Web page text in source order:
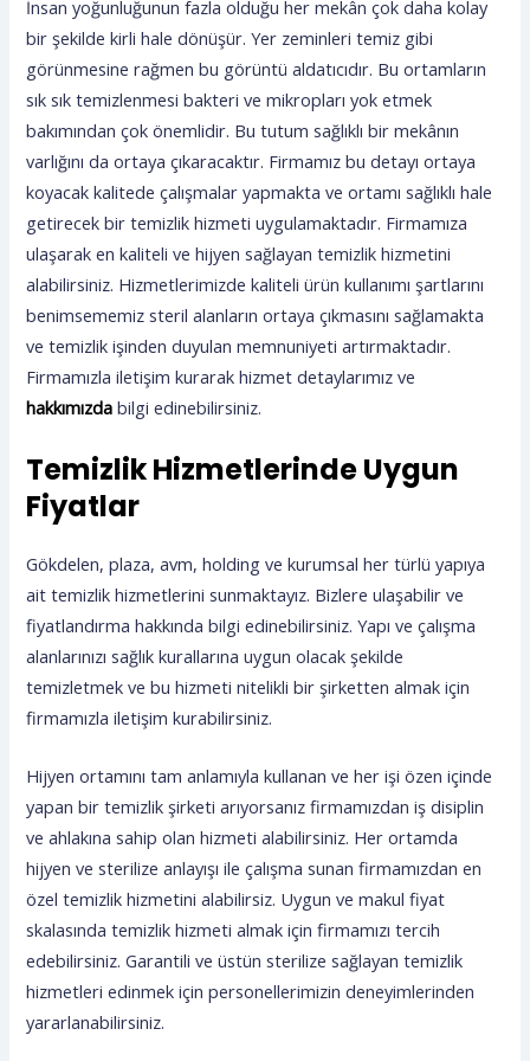
İnsan yoğunluğunun fazla olduğu her mekân çok daha kolay
bir şekilde kirli hale dönüşür. Yer zeminleri temiz gibi
görünmesine rağmen bu görüntü aldatıcıdır. Bu ortamların
sık sık temizlenmesi bakteri ve mikropları yok etmek
bakımından çok önemlidir. Bu tutum sağlıklı bir mekânın
varlığını da ortaya çıkaracaktır. Firmamız bu detayı ortaya
koyacak kalitede çalışmalar yapmakta ve ortamı sağlıklı hale
getirecek bir temizlik hizmeti uygulamaktadır. Firmamıza
ulaşarak en kaliteli ve hijyen sağlayan temizlik hizmetini
alabilirsiniz. Hizmetlerimizde kaliteli ürün kullanımı şartlarını
benimsememiz steril alanların ortaya çıkmasını sağlamakta
ve temizlik işinden duyulan memnuniyeti artırmaktadır.
Firmamızla iletişim kurarak hizmet detaylarımız ve
hakkımızda bilgi edinebilirsiniz.
Temizlik Hizmetlerinde Uygun
Fiyatlar
Gökdelen, plaza, avm, holding ve kurumsal her türlü yapıya
ait temizlik hizmetlerini sunmaktayız. Bizlere ulaşabilir ve
fiyatlandırma hakkında bilgi edinebilirsiniz. Yapı ve çalışma
alanlarınızı sağlık kurallarına uygun olacak şekilde
temizletmek ve bu hizmeti nitelikli bir şirketten almak için
firmamızla iletişim kurabilirsiniz.
Hijyen ortamını tam anlamıyla kullanan ve her işi özen içinde
yapan bir temizlik şirketi arıyorsanız firmamızdan iş disiplin
ve ahlakına sahip olan hizmeti alabilirsiniz. Her ortamda
hijyen ve sterilize anlayışı ile çalışma sunan firmamızdan en
özel temizlik hizmetini alabilirsiz. Uygun ve makul fiyat
skalasında temizlik hizmeti almak için firmamızı tercih
edebilirsiniz. Garantili ve üstün sterilize sağlayan temizlik
hizmetleri edinmek için personellerimizin deneyimlerinden
yararlanabilirsiniz.